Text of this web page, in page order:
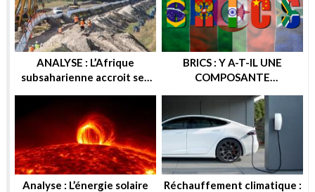
ANALYSE : L’Afrique
subsaharienne accroit ses
européennes contre la
Russie
BRICS : Y A-T-IL UNE
COMPOSANTE
CETTE ALTERNATIVE
ECONOMIQUE ? OU
GEOPOLITIQUE ?
Analyse : L’énergie solaire
Réchauffement climatique :